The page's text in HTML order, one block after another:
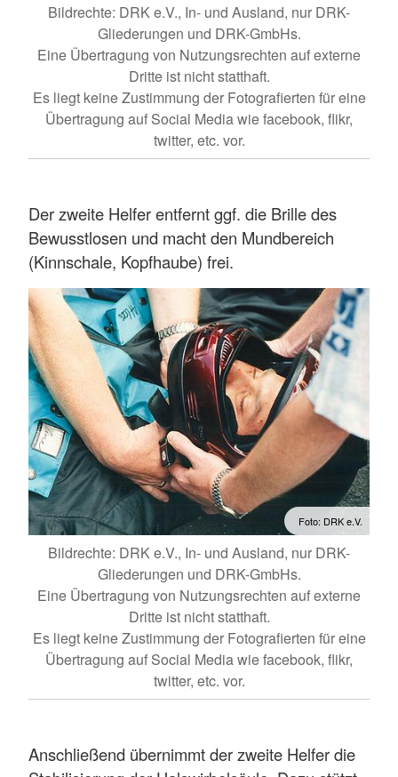
Bildrechte: DRK e.V., In- und Ausland, nur DRK-
Gliederungen und DRK-GmbHs.
Eine Übertragung von Nutzungsrechten auf externe
Dritte ist nicht statthaft.
Es liegt keine Zustimmung der Fotografierten für eine
Übertragung auf Social Media wie facebook, flikr,
twitter, etc. vor.
Der zweite Helfer entfernt ggf. die Brille des
Bewusstlosen und macht den Mundbereich
(Kinnschale, Kopfhaube) frei.
Foto: DRK e.V.
Bildrechte: DRK e.V., In- und Ausland, nur DRK-
Gliederungen und DRK-GmbHs.
Eine Übertragung von Nutzungsrechten auf externe
Dritte ist nicht statthaft.
Es liegt keine Zustimmung der Fotografierten für eine
Übertragung auf Social Media wie facebook, flikr,
twitter, etc. vor.
Anschließend übernimmt der zweite Helfer die